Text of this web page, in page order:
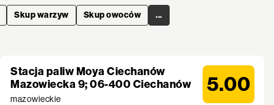
Skup warzyw Skup owoców ...
Stacja paliw Moya Ciechanów
Mazowiecka 9; 06-400 Ciechanów
mazowieckie
5.00